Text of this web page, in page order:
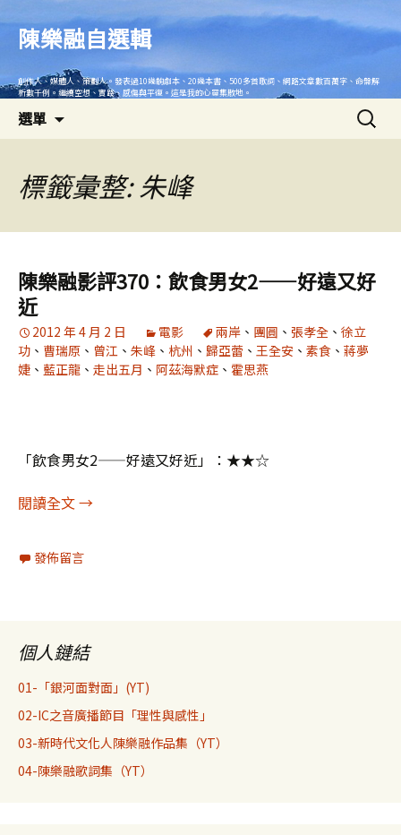
內
陳樂融自選輯
創作人、媒體人、策劃人。發表過10幾齣劇本、20幾本書、500多首歌詞、網路文章數百萬字、命盤解
析數千例。繼續空想、實踐、感傷與平復。這是我的心靈集散地。
選單
搜
尋
標籤彙整: 朱峰
陳樂融影評370：飲食男女2——好遠又好
近
2012 年 4 月 2 日 電影 兩岸 、 團圓 、 張孝全 、 徐立
功 、 曹瑞原 、 曾江 、 朱峰 、 杭州 、 歸亞蕾 、 王全安 、 素食 、 蔣夢
婕 、 藍正龍 、 走出五月 、 阿茲海默症 、 霍思燕
「飲食男女2——好遠又好近」：★★☆
閱讀全文陳樂融影評370：飲食男女2——好遠又好近
→
發佈留言
個人鏈結
01-「銀河面對面」(YT)
02-IC之音廣播節目「理性與感性」
03-新時代文化人陳樂融作品集（YT）
04-陳樂融歌詞集（YT）